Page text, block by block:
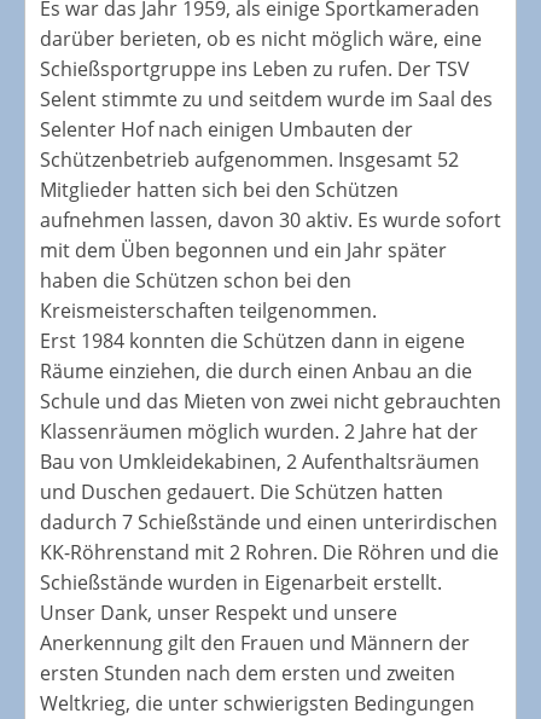
Es war das Jahr 1959, als einige Sportkameraden
darüber berieten, ob es nicht möglich wäre, eine
Schießsportgruppe ins Leben zu rufen. Der TSV
Selent stimmte zu und seitdem wurde im Saal des
Selenter Hof nach einigen Umbauten der
Schützenbetrieb aufgenommen. Insgesamt 52
Mitglieder hatten sich bei den Schützen
aufnehmen lassen, davon 30 aktiv. Es wurde sofort
mit dem Üben begonnen und ein Jahr später
haben die Schützen schon bei den
Kreismeisterschaften teilgenommen.
Erst 1984 konnten die Schützen dann in eigene
Räume einziehen, die durch einen Anbau an die
Schule und das Mieten von zwei nicht gebrauchten
Klassenräumen möglich wurden. 2 Jahre hat der
Bau von Umkleidekabinen, 2 Aufenthaltsräumen
und Duschen gedauert. Die Schützen hatten
dadurch 7 Schießstände und einen unterirdischen
KK-Röhrenstand mit 2 Rohren. Die Röhren und die
Schießstände wurden in Eigenarbeit erstellt.
Unser Dank, unser Respekt und unsere
Anerkennung gilt den Frauen und Männern der
ersten Stunden nach dem ersten und zweiten
Weltkrieg, die unter schwierigsten Bedingungen